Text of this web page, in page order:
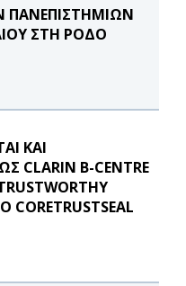
ΠΑΝΕΠΙΣΤΗΜΙΩΝ
ΣΤΗ ΡΟΔΟ
ΚΑΙ
CLARIN B-CENTRE
CORETRUSTSEAL